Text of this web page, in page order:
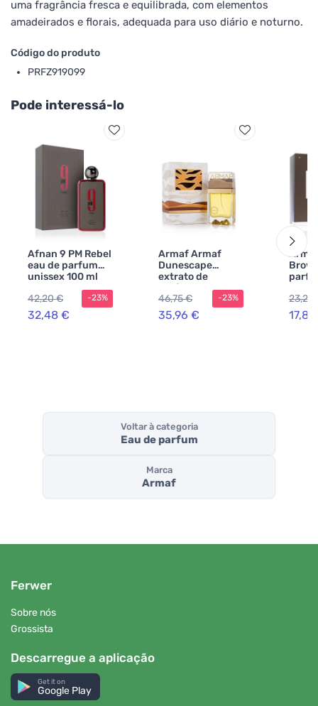
uma fragrância fresca e equilibrada, com elementos
amadeirados e florais, adequada para uso diário e noturno.
Código do produto
PRFZ919099
Pode interessá-lo
Afnan 9 PM Rebel
eau de parfum
unissex 100 ml
42,20 €
32,48 €
-23%
Armaf Armaf
Dunescape
extrato de
perfume
unissexo
46,75 €
35,96 €
-23%
23,23
Voltar à categoria
Eau de parfum
Marca
Armaf
Ferwer
Sobre nós
Grossista
Descarregue a aplicação
Get it on
Google Play